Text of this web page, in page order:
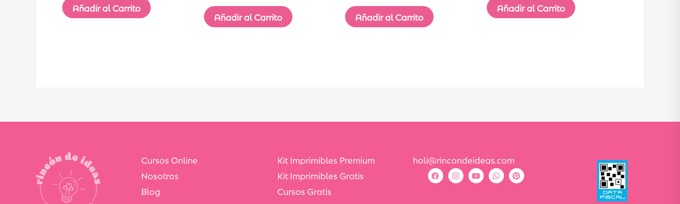
Añadir al Carrito
Añadir al Carrito Añadir al Carrito
Añadir al Carrito
Cursos Online
Nosotros
Blog
Kit Imprimibles Premium
Kit Imprimibles Gratis
Cursos Gratis
holi@rincondeideas.com